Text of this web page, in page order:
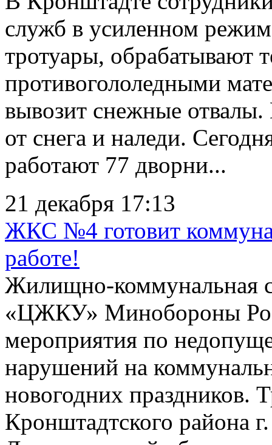
служб в усиленном
тротуары, обрабатывают
противогололедными
вывозит снежные
от снега и наледи.
работают 77 дворни...
21 декабря 17:13
ЖКС №4 готовит
работе!
Жилищно-
«ЦЖКУ» Минобороны
мероприятия по
нарушений на
новогодних праздников.
Кронштадтского района